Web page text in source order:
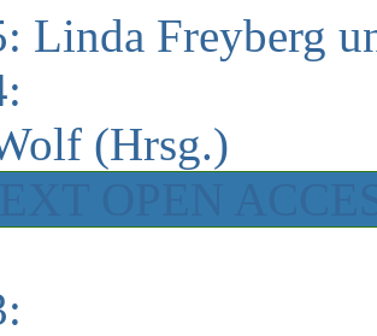
Linda Freyberg
(Hrsg.)